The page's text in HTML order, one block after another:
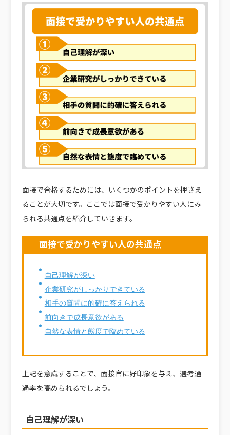
面接で合格するためには、いくつかのポイントを押さえ
ることが大切です。ここでは面接で受かりやすい人にみ
られる共通点を紹介していきます。
面接で受かりやすい人の共通点
自己理解が深い
企業研究がしっかりできている
相手の質問に的確に答えられる
前向きで成長意欲がある
自然な表情と態度で臨めている
上記を意識することで、面接官に好印象を与え、選考通
過率を高められるでしょう。
自己理解が深い